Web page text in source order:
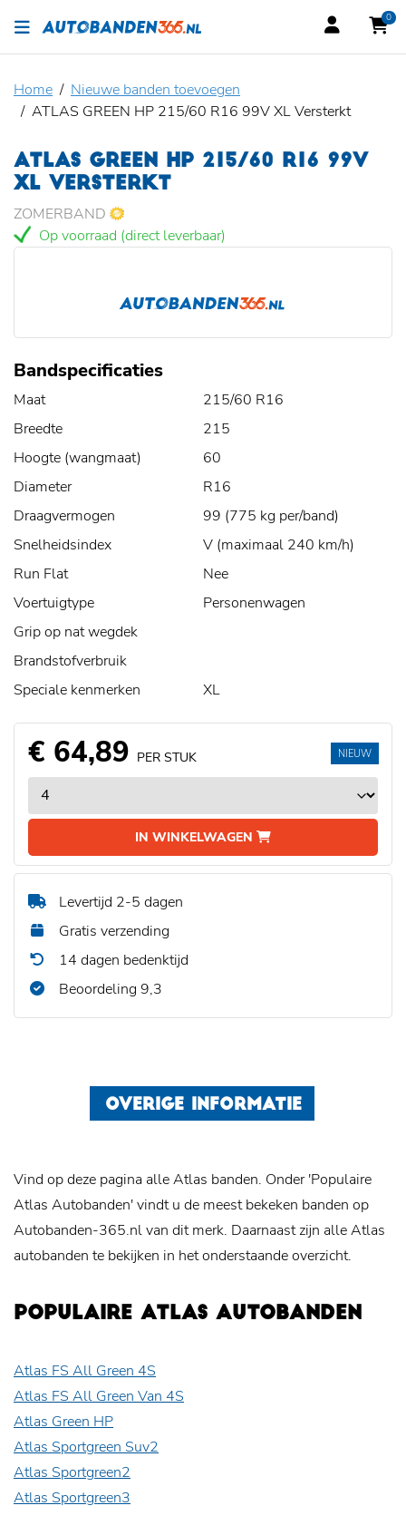
0
Home
Nieuwe banden toevoegen
ATLAS GREEN HP 215/60 R16 99V XL Versterkt
ATLAS GREEN HP 215/60 R16 99V
XL VERSTERKT
ZOMERBAND
Op voorraad (direct leverbaar)
Bandspecificaties
Maat
215/60 R16
Breedte
215
Hoogte (wangmaat)
60
Diameter
R16
Draagvermogen
99 (775 kg per/band)
Snelheidsindex
V (maximaal 240 km/h)
Run Flat
Nee
Voertuigtype
Personenwagen
Grip op nat wegdek
Brandstofverbruik
Speciale kenmerken
XL
€ 64,89 PER STUK
IN WINKELWAGEN
NIEUW
Levertijd 2-5 dagen
Gratis verzending
14 dagen bedenktijd
Beoordeling 9,3
OVERIGE INFORMATIE
Vind op deze pagina alle Atlas banden. Onder 'Populaire
Atlas Autobanden' vindt u de meest bekeken banden op
Autobanden-365.nl van dit merk. Daarnaast zijn alle Atlas
autobanden te bekijken in het onderstaande overzicht.
POPULAIRE ATLAS AUTOBANDEN
Atlas FS All Green 4S
Atlas FS All Green Van 4S
Atlas Green HP
Atlas Sportgreen Suv2
Atlas Sportgreen2
Atlas Sportgreen3